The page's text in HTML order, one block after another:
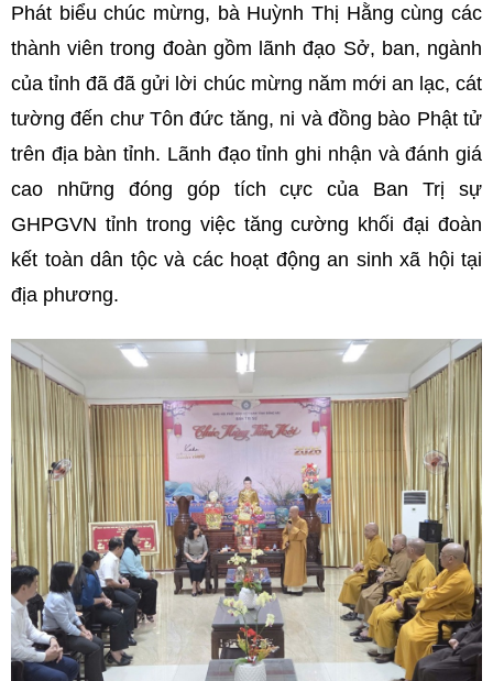
Phát biểu chúc mừng, bà Huỳnh Thị Hằng cùng các
thành viên trong đoàn gồm lãnh đạo Sở, ban, ngành
của tỉnh đã đã gửi lời chúc mừng năm mới an lạc, cát
tường đến chư Tôn đức tăng, ni và đồng bào Phật tử
trên địa bàn tỉnh. Lãnh đạo tỉnh ghi nhận và đánh giá
cao những đóng góp tích cực của Ban Trị sự
GHPGVN tỉnh trong việc tăng cường khối đại đoàn
kết toàn dân tộc và các hoạt động an sinh xã hội tại
địa phương.